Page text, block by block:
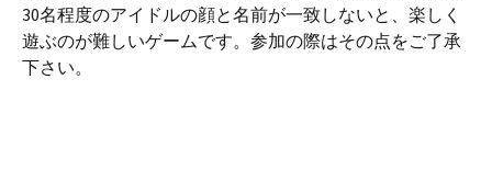
30名程度のアイドルの顔と名前が一致しないと、楽しく
遊ぶのが難しいゲームです。参加の際はその点をご了承
下さい。